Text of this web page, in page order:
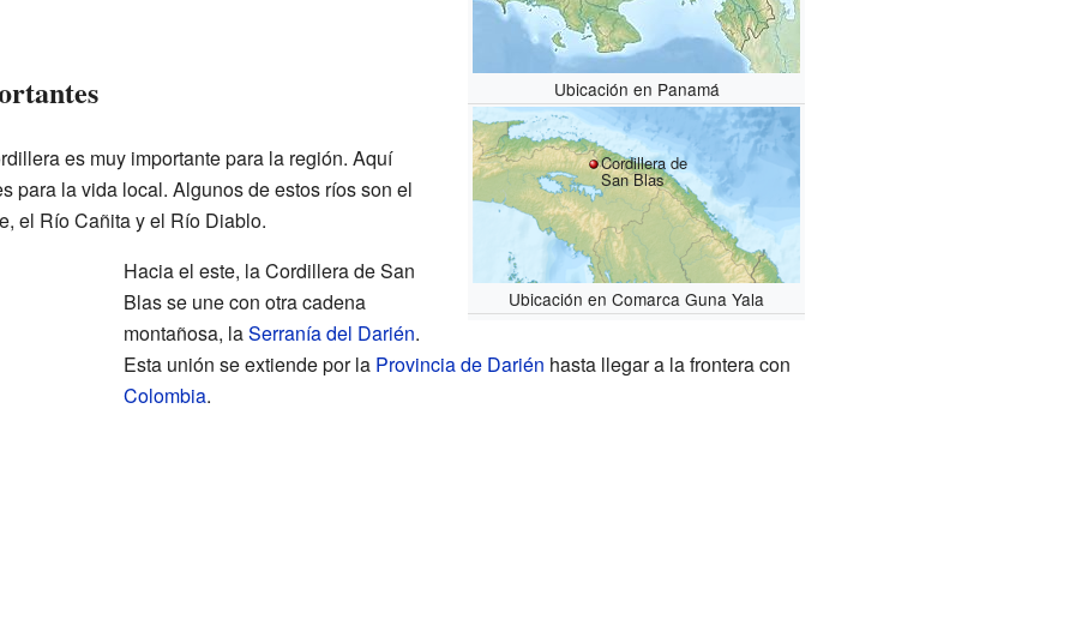
Ubicación en Panamá
Cordillera de
San Blas
Ubicación en Comarca Guna Yala
es muy importante para la región. Aquí
para la vida local. Algunos de estos ríos son el
el Río Cañita y el Río Diablo.
Hacia el este, la Cordillera de San
Blas se une con otra cadena
montañosa, laSerranía del Darién.
Esta unión se extiende por la Provincia de Darién hasta llegar a la frontera con
Colombia.